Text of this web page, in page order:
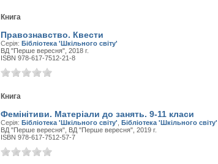
Книга
Правознавство. Квести
Серія: Бібліотека 'Шкільного світу'
ВД "Перше вересня", 2018 г.
ISBN 978-617-7512-21-8
Книга
Фемінітиви. Матеріали до занять. 9-11 класи
Серія: Бібліотека 'Шкільного світу' Бібліотека 'Шкільного світу'
ВД "Перше вересня", ВД "Перше вересня", 2019 г.
ISBN 978-617-7512-57-7